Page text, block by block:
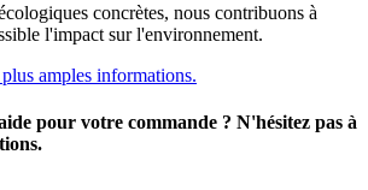
concrètes, nous contribuons à
l'impact sur l'environnement.
amples informations.
pour votre commande ? N'hésitez pas à